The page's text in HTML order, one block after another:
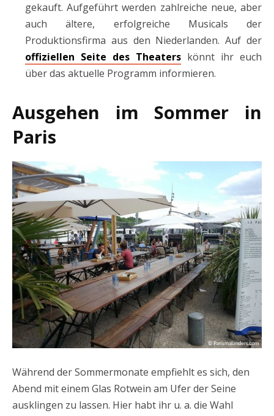
gekauft. Aufgeführt werden zahlreiche neue, aber
auch ältere, erfolgreiche Musicals der
Produktionsfirma aus den Niederlanden. Auf der
offiziellen Seite des Theaters könnt ihr euch
über das aktuelle Programm informieren.
Ausgehen im Sommer in
Paris
Während der Sommermonate empfiehlt es sich, den
Abend mit einem Glas Rotwein am Ufer der Seine
ausklingen zu lassen. Hier habt ihr u. a. die Wahl